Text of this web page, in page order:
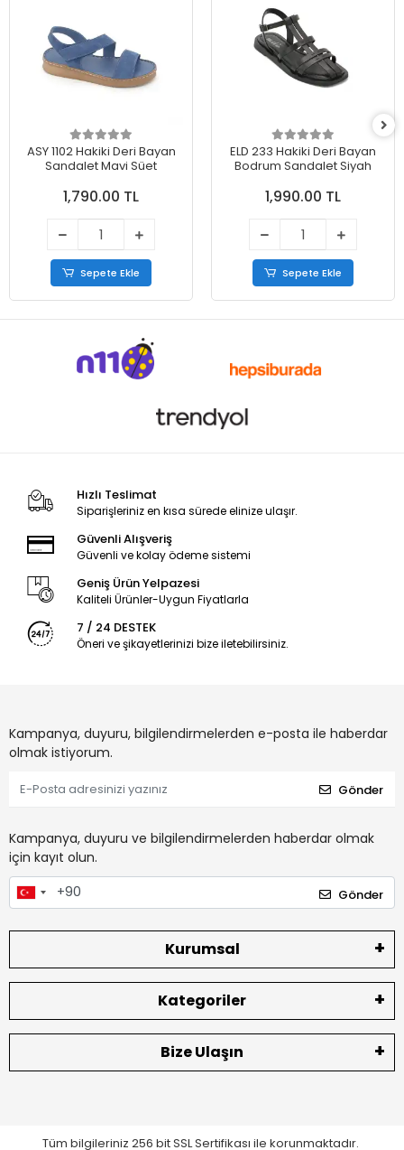
ASY 1102 Hakiki Deri Bayan
Sandalet Mavi Süet
1,790.00 TL
Sepete Ekle
ELD 233 Hakiki Deri Bayan
Bodrum Sandalet Siyah
1,990.00 TL
Sepete Ekle
Hızlı Teslimat
Siparişleriniz en kısa sürede elinize ulaşır.
Güvenli Alışveriş
Güvenli ve kolay ödeme sistemi
Geniş Ürün Yelpazesi
Kaliteli Ürünler-Uygun Fiyatlarla
7 / 24 DESTEK
Öneri ve şikayetlerinizi bize iletebilirsiniz.
Kampanya, duyuru, bilgilendirmelerden e-posta ile haberdar
olmak istiyorum.
Gönder
Kampanya, duyuru ve bilgilendirmelerden haberdar olmak
için kayıt olun.
Gönder
Kurumsal
Kategoriler
Bize Ulaşın
Tüm bilgileriniz 256 bit SSL Sertifikası ile korunmaktadır.